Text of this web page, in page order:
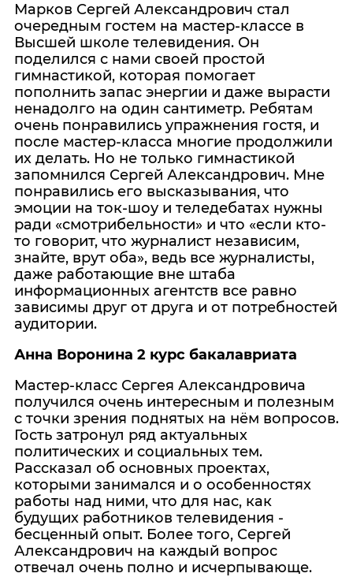
Марков Сергей Александрович стал
очередным гостем на мастер-классе в
Высшей школе телевидения. Он
поделился с нами своей простой
гимнастикой, которая помогает
пополнить запас энергии и даже вырасти
ненадолго на один сантиметр. Ребятам
очень понравились упражнения гостя, и
после мастер-класса многие продолжили
их делать. Но не только гимнастикой
запомнился Сергей Александрович. Мне
понравились его высказывания, что
эмоции на ток-шоу и теледебатах нужны
ради «смотрибельности» и что «если кто-
то говорит, что журналист независим,
знайте, врут оба», ведь все журналисты,
даже работающие вне штаба
информационных агентств все равно
зависимы друг от друга и от потребностей
аудитории.
Анна Воронина 2 курс бакалавриата
Мастер-класс Сергея Александровича
получился очень интересным и полезным
с точки зрения поднятых на нём вопросов.
Гость затронул ряд актуальных
политических и социальных тем.
Рассказал об основных проектах,
которыми занимался и о особенностях
работы над ними, что для нас, как
будущих работников телевидения -
бесценный опыт. Более того, Сергей
Александрович на каждый вопрос
отвечал очень полно и исчерпывающе.